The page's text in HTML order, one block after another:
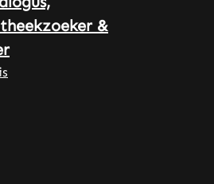
Germany • 100% vegan •
Hoogwaardige
&